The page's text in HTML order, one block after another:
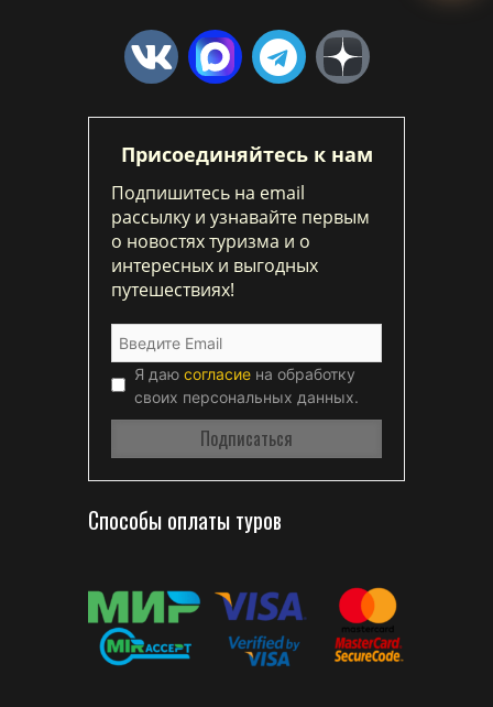
Присоединяйтесь к нам
Подпишитесь на email
рассылку и узнавайте первым
о новостях туризма и о
интересных и выгодных
путешествиях!
Я даю согласие на обработку
своих персональных данных.
Способы оплаты туров